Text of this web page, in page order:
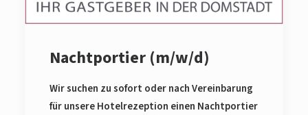
Nachtportier (m/w/d)
Wir suchen zu sofort oder nach Vereinbarung
für unsere Hotelrezeption einen Nachtportier